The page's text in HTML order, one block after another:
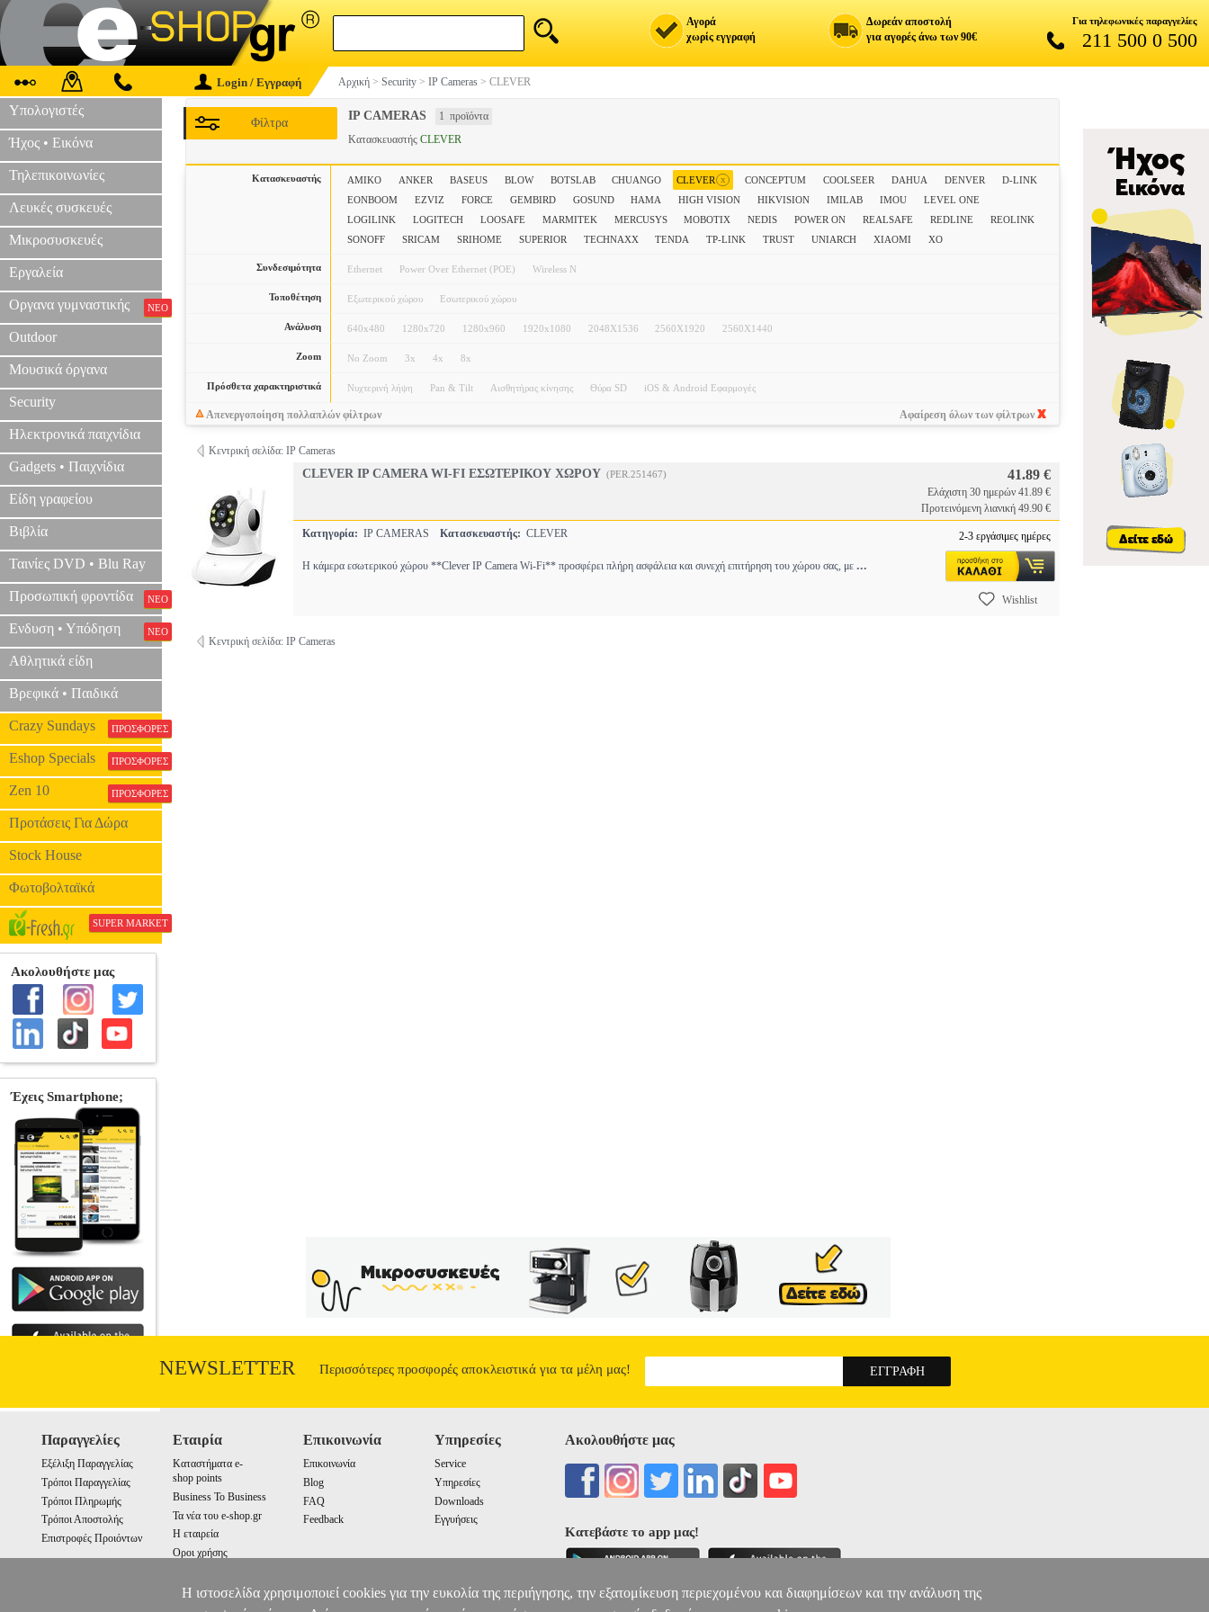
Αγορά
χωρίς εγγραφή
Δωρεάν αποστολή
για αγορές άνω των 90€
Για τηλεφωνικές παραγγελίες
211 500 0 500
Login / Εγγραφή Αρχική > Security > IP Cameras > CLEVER
Υπολογιστές
Ήχος • Εικόνα
Τηλεπικοινωνίες
Λευκές συσκευές
Μικροσυσκευές
Εργαλεία
Οργανα γυμναστικής ΝΕΟ
Outdoor
Μουσικά όργανα
Security
Ηλεκτρονικά παιχνίδια
Gadgets • Παιχνίδια
Είδη γραφείου
Βιβλία
Ταινίες DVD • Blu Ray
Προσωπική φροντίδα ΝΕΟ
Ενδυση • Υπόδηση ΝΕΟ
Αθλητικά είδη
Βρεφικά • Παιδικά
Crazy Sundays ΠΡΟΣΦΟΡΕΣ
Eshop Specials ΠΡΟΣΦΟΡΕΣ
Zen 10 ΠΡΟΣΦΟΡΕΣ
Προτάσεις Για Δώρα
Stock House
Φωτοβολταϊκά
SUPER MARKET
IP CAMERAS 1 προϊόντα
Φίλτρα
Κατασκευαστής CLEVER
Κατασκευαστής AMIKO ANKER BASEUS BLOW BOTSLAB CHUANGO CLEVER x CONCEPTUM COOLSEER DAHUA DENVER
D-LINK
EONBOOM
EZVIZ FORCE GEMBIRD GOSUND HAMA HIGH VISION HIKVISION IMILAB IMOU
LEVEL ONE
LOGILINK
LOGITECH LOOSAFE MARMITEK MERCUSYS MOBOTIX NEDIS POWER ON REALSAFE REDLINE
REOLINK
SONOFF
SRICAM SRIHOME SUPERIOR TECHNAXX TENDA TP-LINK TRUST UNIARCH XIAOMI XO
Συνδεσιμότητα Ethernet Power Over Ethernet (POE) Wireless N
Τοποθέτηση Εξωτερικού χώρου Εσωτερικού χώρου
Ανάλυση 640x480 1280x720 1280x960 1920x1080 2048X1536 2560X1920 2560X1440
Zoom No Zoom 3x 4x 8x
Πρόσθετα χαρακτηριστικά Νυχτερινή λήψη Pan & Tilt Αισθητήρας κίνησης Θύρα SD iOS & Android Εφαρμογές
Απενεργοποίηση πολλαπλών φίλτρων Αφαίρεση όλων των φίλτρων
Κεντρική σελίδα: IP Cameras
CLEVER IP CAMERA WI-FI ΕΣΩΤΕΡΙΚΟΥ ΧΩΡΟΥ (PER.251467) 41.89 €
Ελάχιστη 30 ημερών 41.89 €
Προτεινόμενη λιανική 49.90 €
Κατηγορία: IP CAMERAS Κατασκευαστής: CLEVER
Η κάμερα εσωτερικού χώρου **Clever IP Camera Wi-Fi** προσφέρει πλήρη ασφάλεια και συνεχή επιτήρηση του χώρου σας, με ...
2-3 εργάσιμες ημέρες
Wishlist
Κεντρική σελίδα: IP Cameras
NEWSLETTER Περισσότερες προσφορές αποκλειστικά για τα μέλη μας!
Παραγγελίες
Εξέλιξη Παραγγελίας
Τρόποι Παραγγελίας
Τρόποι Πληρωμής
Τρόποι Αποστολής
Επιστροφές Προιόντων
Εταιρία
Καταστήματα e-
shop points
Business To Business
Τα νέα του e-shop.gr
Η εταιρεία
Οροι χρήσης
Επικοινωνία
Επικοινωνία
Blog
FAQ
Feedback
Υπηρεσίες
Service
Υπηρεσίες
Downloads
Εγγυήσεις
Ακολουθήστε μας
Κατεβάστε το app μας!
Η ιστοσελίδα χρησιμοποιεί cookies για την ευκολία της περιήγησης, την εξατομίκευση περιεχομένου και διαφημίσεων και την ανάλυση της